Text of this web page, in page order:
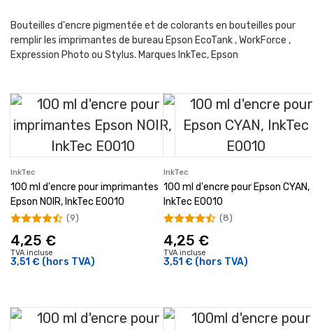
Bouteilles d'encre pigmentée et de colorants en bouteilles pour
remplir les imprimantes de bureau Epson EcoTank , WorkForce ,
Expression Photo ou Stylus. Marques InkTec, Epson
InkTec
100 ml d'encre pour imprimantes
Epson NOIR, InkTec E0010
4,25 €
TVA incluse
3,51 € (hors TVA)
(9)
InkTec
100 ml d'encre pour Epson CYAN,
InkTec E0010
4,25 €
TVA incluse
3,51 € (hors TVA)
(8)